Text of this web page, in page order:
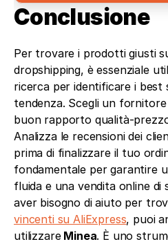
Conclusione
Per trovare i prodotti giusti
dropshipping, è essenziale
ricerca per identificare i best
tendenza. Scegli un
buon rapporto qualità-
Analizza le recensioni dei
prima di finalizzare il tuo
fondamentale per garantire
fluida e una vendita online di
aver bisogno di aiuto per
vincenti su AliExpress, puoi
utilizzare Minea. È uno